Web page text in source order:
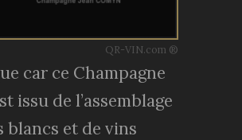
QR-VIN.com ®
car ce Champagne
issu de l’assemblage
blancs et de vins